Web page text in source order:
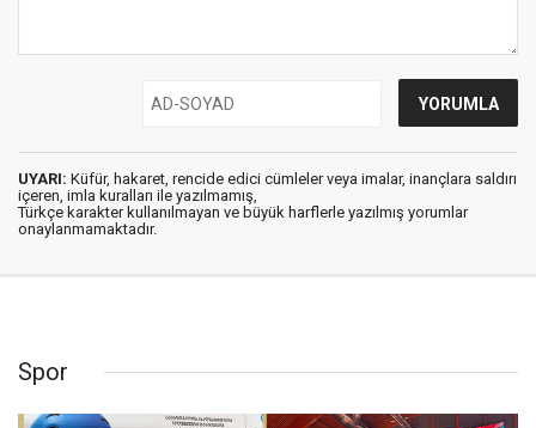
UYARI: Küfür, hakaret, rencide edici cümleler veya imalar, inançlara saldırı
içeren, imla kuralları ile yazılmamış,
Türkçe karakter kullanılmayan ve büyük harflerle yazılmış yorumlar
onaylanmamaktadır.
Spor